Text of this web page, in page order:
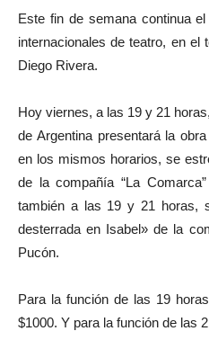
Este fin de semana continua
internacionales de teatro, en el
Diego Rivera.
Hoy viernes, a las 19 y 21
de Argentina presentará la
en los mismos horarios, se
de la compañía “La
también a las 19 y 21 horas,
desterrada en Isabel»de la
Pucón.
Para la función de las 19
$1000. Y para la función de las